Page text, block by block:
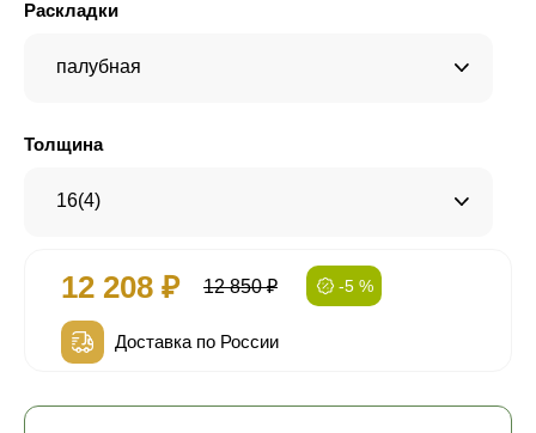
Раскладки
палубная
Толщина
16(4)
12 208 ₽ 12 850 ₽ -5 %
Доставка по России